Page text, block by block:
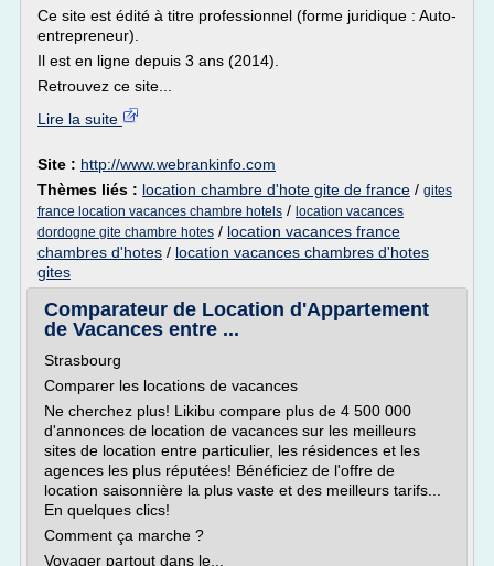
Ce site est édité à titre professionnel (forme juridique : Auto-
entrepreneur).
Il est en ligne depuis 3 ans (2014).
Retrouvez ce site...
Lire la suite
Site : http://www.webrankinfo.com
Thèmes liés : location chambre d'hote gite de france / gites
france location vacances chambre hotels / location vacances
dordogne gite chambre hotes / location vacances france
chambres d'hotes / location vacances chambres d'hotes
gites
Comparateur de Location d'Appartement
de Vacances entre ...
Strasbourg
Comparer les locations de vacances
Ne cherchez plus! Likibu compare plus de 4 500 000
d'annonces de location de vacances sur les meilleurs
sites de location entre particulier, les résidences et les
agences les plus réputées! Bénéficiez de l'offre de
location saisonnière la plus vaste et des meilleurs tarifs...
En quelques clics!
Comment ça marche ?
Voyager partout dans le...